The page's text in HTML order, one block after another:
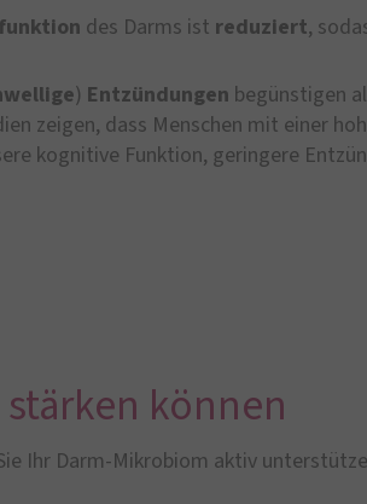
des Darms ist reduziert,
) Entzündungen begünstigen
zeigen, dass Menschen mit einer
kognitive Funktion, geringere
können
Ihr Darm-Mikrobiom aktiv